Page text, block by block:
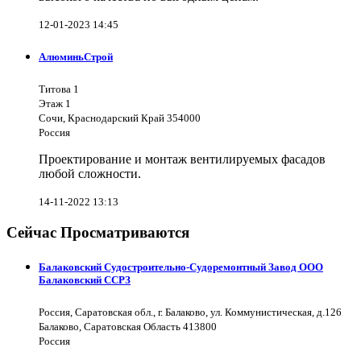
12-01-2023 14:45
АлюминьСтрой
Титова 1
Этаж 1
Сочи, Краснодарский Край 354000
Россия
Проектирование и монтаж вентилируемых фасадов
любой сложности.
14-11-2022 13:13
Сейчас Просматриваются
Балаковский Судостроительно-Судоремонтный Завод ООО
Балаковский ССРЗ
Россия, Саратовская обл., г. Балаково, ул. Коммунистическая, д.126
Балаково, Саратовская Область 413800
Россия